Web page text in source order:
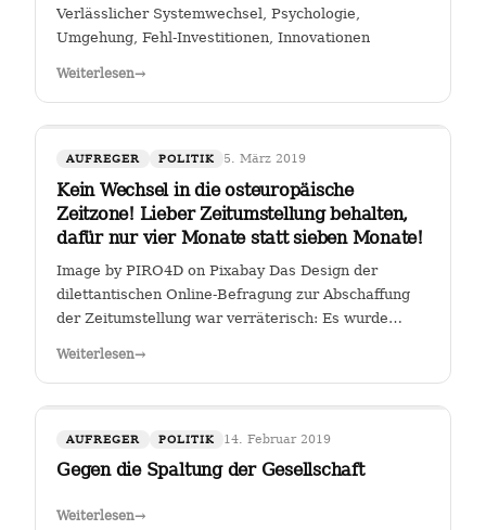
Verlässlicher Systemwechsel, Psychologie,
Umgehung, Fehl-Investitionen, Innovationen
Weiterlesen→
AUFREGER POLITIK 5. März 2019
Kein Wechsel in die osteuropäische
Zeitzone! Lieber Zeitumstellung behalten,
dafür nur vier Monate statt sieben Monate!
Image by PIRO4D on Pixabay Das Design der
dilettantischen Online-Befragung zur Abschaffung
der Zeitumstellung war verräterisch: Es wurde
Weiterlesen→
AUFREGER POLITIK 14. Februar 2019
Gegen die Spaltung der Gesellschaft
Weiterlesen→